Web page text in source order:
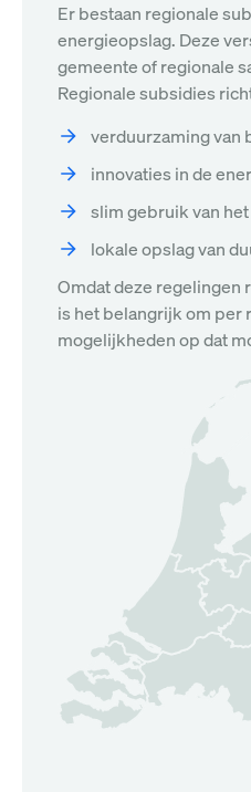
Er bestaan regionale
energieopslag. Deze
gemeente of regionale
Regionale subsidies
verduurzaming van
innovaties in de
slim gebruik van
lokale opslag van
Omdat deze regelingen
is het belangrijk om
mogelijkheden op dat